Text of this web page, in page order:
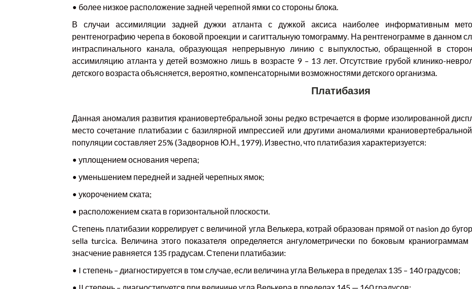
• более низкое расположение задней черепной ямки со стороны блока.
В случаи ассимиляции задней дужки атланта с дужкой аксиса наиболее информативным
рентгенографию черепа в боковой проекции и сагиттальную томограмму. На рентгенограмме в данном
интраспинального канала, образующая непрерывную линию с выпуклостью, обращенной в
ассимиляцию атланта у детей возможно лишь в возрасте 9 – 13 лет. Отсутствие грубой клинико-
детского возраста объясняется, вероятно, компенсаторными возможностями детского организма.
Платибазия
Данная аномалия развития краниовертебральной зоны редко встречается в форме изолированной
место сочетание платибазии с базилярной импрессией или другими аномалиями
популяции составляет 25% (Задворнов Ю.Н., 1979). Известно, что платибазия характеризуется:
• уплощением основания черепа;
• уменьшением передней и задней черепных ямок;
• укорочением ската;
• расположением ската в горизонтальной плоскости.
Степень платибазии коррелирует с величиной угла Велькера, котрай образован прямой от nasion до
sella turcica. Величина этого показателя определяется ангулометрически по боковым
знасчение равняется 135 градусам. Степени платибазии:
• I степень – диагностируется в том случае, если величина угла Велькера в пределах 135 – 140 градусов;